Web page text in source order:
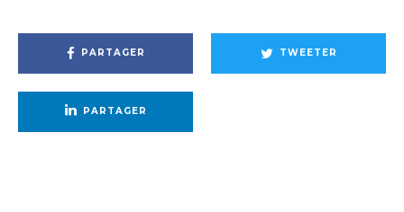
PARTAGER TWEETER
PARTAGER